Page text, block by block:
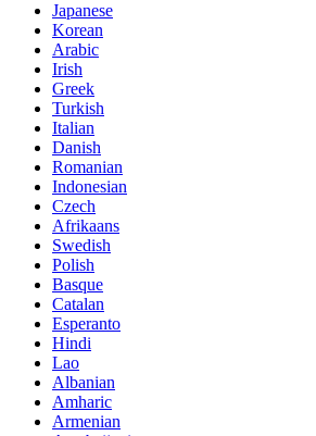
Japanese
Korean
Arabic
Irish
Greek
Turkish
Italian
Danish
Romanian
Indonesian
Czech
Afrikaans
Swedish
Polish
Basque
Catalan
Esperanto
Hindi
Lao
Albanian
Amharic
Armenian